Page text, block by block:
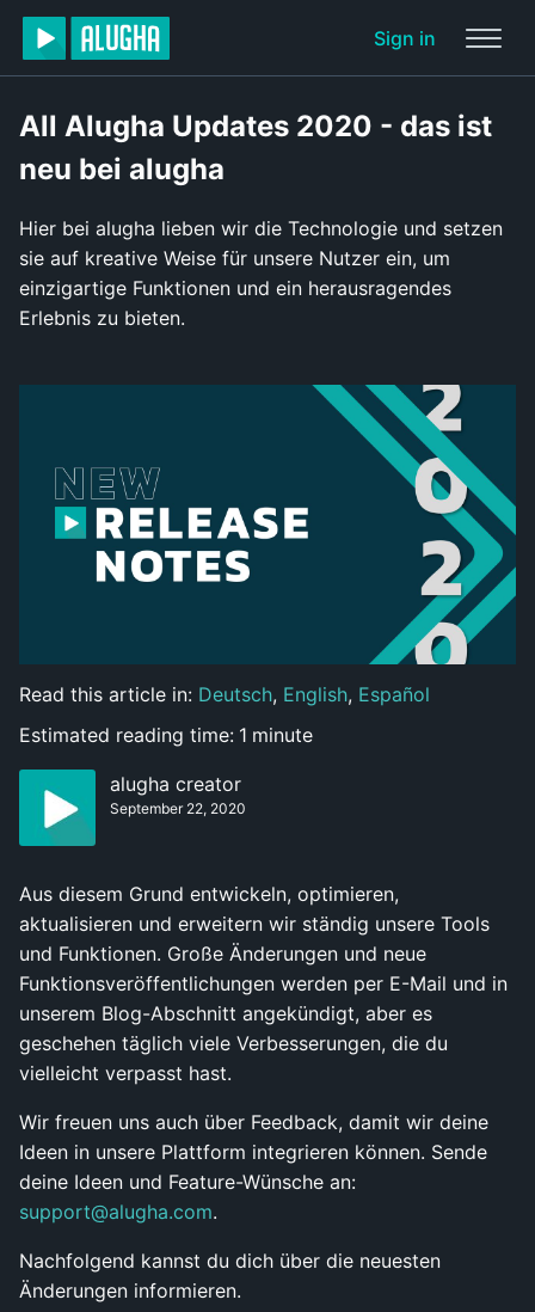
Sign in
All Alugha Updates 2020 - das ist
neu bei alugha
Hier bei alugha lieben wir die Technologie und setzen
sie auf kreative Weise für unsere Nutzer ein, um
einzigartige Funktionen und ein herausragendes
Erlebnis zu bieten.
Read this article in: Deutsch, English, Español
Estimated reading time: 1 minute
alugha creator
September 22, 2020
Aus diesem Grund entwickeln, optimieren,
aktualisieren und erweitern wir ständig unsere Tools
und Funktionen. Große Änderungen und neue
Funktionsveröffentlichungen werden per E-Mail und in
unserem Blog-Abschnitt angekündigt, aber es
geschehen täglich viele Verbesserungen, die du
vielleicht verpasst hast.
Wir freuen uns auch über Feedback, damit wir deine
Ideen in unsere Plattform integrieren können. Sende
deine Ideen und Feature-Wünsche an:
support@alugha.com.
Nachfolgend kannst du dich über die neuesten
Änderungen informieren.